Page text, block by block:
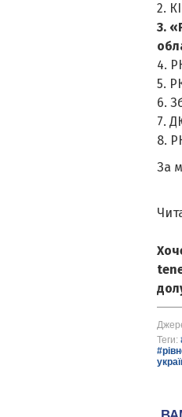
2.
3. «
4.
5.
6.
7.
8.
За
Теги: